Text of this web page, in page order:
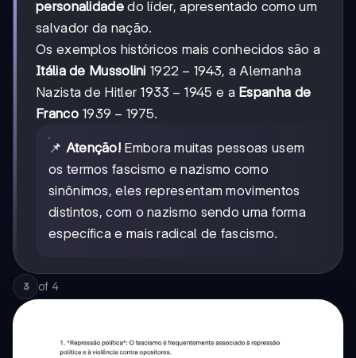
personalidadedo líder, apresentado como um
salvador da nação.
Os exemplos históricos mais conhecidos são a
Itália de Mussolini 1922-
1943
1922 − 1943, a Alemanha
Nazista de Hitler 1933-
1945
1933 − 1945 e a Espanha de
Franco 1939-
1939 − 1975.
📌 Atenção! Embora muitas pessoas usem
os termos fascismo e nazismo como
sinônimos, eles representam movimentos
distintos, com o nazismo sendo uma forma
específica e mais radical de fascismo.
3 of 4